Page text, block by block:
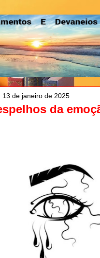
13 de janeiro de 2025
da